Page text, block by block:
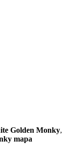
Golden Monky,
mapa